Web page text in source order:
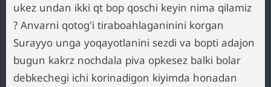
ukez undan ikki qt bop qoschi keyin nima qilamiz
? Anvarni qotog'i tiraboahlaganinini korgan
Surayyo unga yoqayotlanini sezdi va bopti adajon
bugun kakrz nochdala piva opkesez balki bolar
debkechegi ichi korinadigon kiyimda honadan